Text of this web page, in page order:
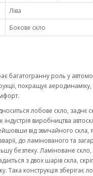
Ліва
Бокове скло
багатогранну роль у
покращує
лобове скло, заднє
виробництва
від звичайного скла,
до ламінованого та
безпеку. Ламіноване скло,
з двох шарів скла,
Така конструкція зберігає